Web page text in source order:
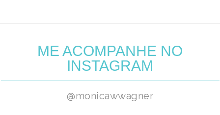
ME ACOMPANHE NO
INSTAGRAM
@monicawwagner